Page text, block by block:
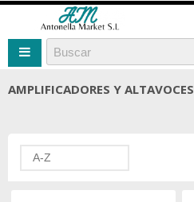
AMPLIFICADORES Y ALTAVOCES
A-Z